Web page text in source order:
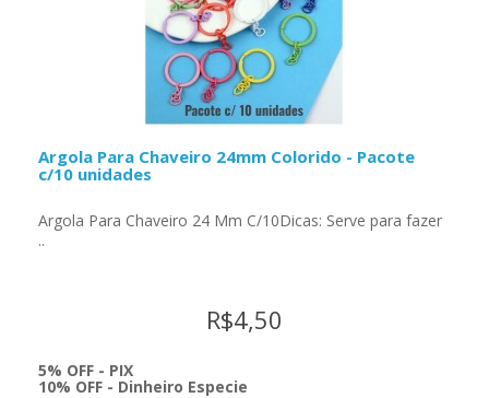
Argola Para Chaveiro 24mm Colorido - Pacote
c/10 unidades
Argola Para Chaveiro 24 Mm C/10Dicas: Serve para fazer
..
R$4,50
5% OFF - PIX
10% OFF - Dinheiro Especie